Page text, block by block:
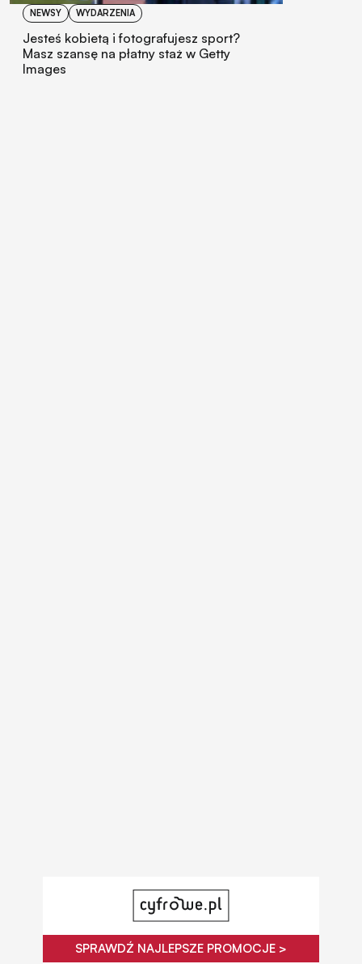
NEWSY WYDARZENIA
Jesteś kobietą i fotografujesz sport?
Masz szansę na płatny staż w Getty
Images
SPRAWDŹ NAJLEPSZE PROMOCJE >